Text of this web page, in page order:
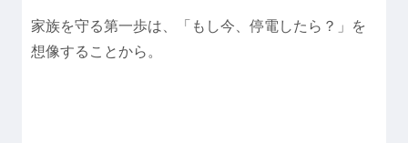
家族を守る第一歩は、「もし今、停電したら？」を
想像することから。